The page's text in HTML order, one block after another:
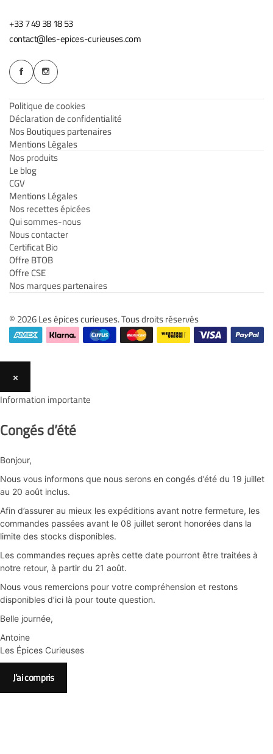
+33 7 49 38 18 53
contact@les-epices-curieuses.com
Politique de cookies
Déclaration de confidentialité
Nos Boutiques partenaires
Mentions Légales
Nos produits
Le blog
CGV
Mentions Légales
Nos recettes épicées
Qui sommes-nous
Nous contacter
Certificat Bio
Offre BTOB
Offre CSE
Nos marques partenaires
© 2026 Les épices curieuses. Tous droits réservés
×
Information importante
Congés d’été
Bonjour,
Nous vous informons que nous serons en congés d’été du 19 juillet
au 20 août inclus.
Afin d’assurer au mieux les expéditions avant notre fermeture, les
commandes passées avant le 08 juillet seront honorées dans la
limite des stocks disponibles.
Les commandes reçues après cette date pourront être traitées à
notre retour, à partir du 21 août.
Nous vous remercions pour votre compréhension et restons
disponibles d’ici là pour toute question.
Belle journée,
Antoine
Les Épices Curieuses
J’ai compris